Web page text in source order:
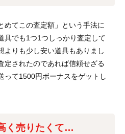
めてこの査定額」という手法に
具でも1つ1つしっかり査定して
よりも少し安い道具もありまし
定されたのであれば信頼せざる
って1500円ボーナスをゲットし
く売りたくて…